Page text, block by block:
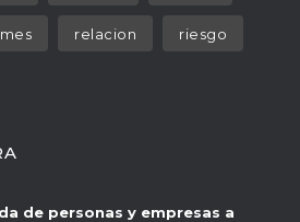
relacion riesgo
de personas y empresas a